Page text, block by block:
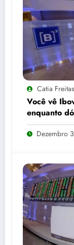
Catia Freitas
Você vê
enquanto
Dezembro